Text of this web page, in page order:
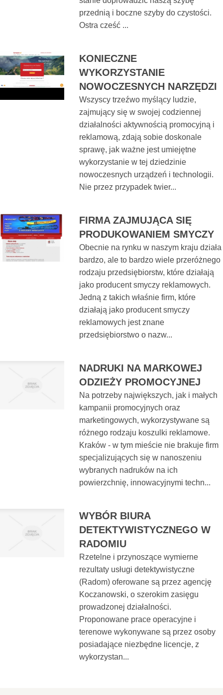
przednią i boczne szyby do czystości.
Ostra cześć ...
KONIECZNE
WYKORZYSTANIE
NOWOCZESNYCH NARZĘDZI
Wszyscy trzeźwo myślący ludzie,
zajmujący się w swojej codziennej
działalności aktywnością promocyjną i
reklamową, zdają sobie doskonale
sprawę, jak ważne jest umiejętne
wykorzystanie w tej dziedzinie
nowoczesnych urządzeń i technologii.
Nie przez przypadek twier...
FIRMA ZAJMUJĄCA SIĘ
PRODUKOWANIEM SMYCZY
Obecnie na rynku w naszym kraju działa
bardzo, ale to bardzo wiele przeróżnego
rodzaju przedsiębiorstw, które działają
jako producent smyczy reklamowych.
Jedną z takich właśnie firm, które
działają jako producent smyczy
reklamowych jest znane
przedsiębiorstwo o nazw...
NADRUKI NA MARKOWEJ
ODZIEŻY PROMOCYJNEJ
Na potrzeby największych, jak i małych
kampanii promocyjnych oraz
marketingowych, wykorzystywane są
różnego rodzaju koszulki reklamowe.
Kraków - w tym mieście nie brakuje firm
specjalizujących się w nanoszeniu
wybranych nadruków na ich
powierzchnię, innowacyjnymi techn...
WYBÓR BIURA
DETEKTYWISTYCZNEGO W
RADOMIU
Rzetelne i przynoszące wymierne
rezultaty usługi detektywistyczne
(Radom) oferowane są przez agencję
Koczanowski, o szerokim zasięgu
prowadzonej działalności.
Proponowane prace operacyjne i
terenowe wykonywane są przez osoby
posiadające niezbędne licencje, z
wykorzystan...